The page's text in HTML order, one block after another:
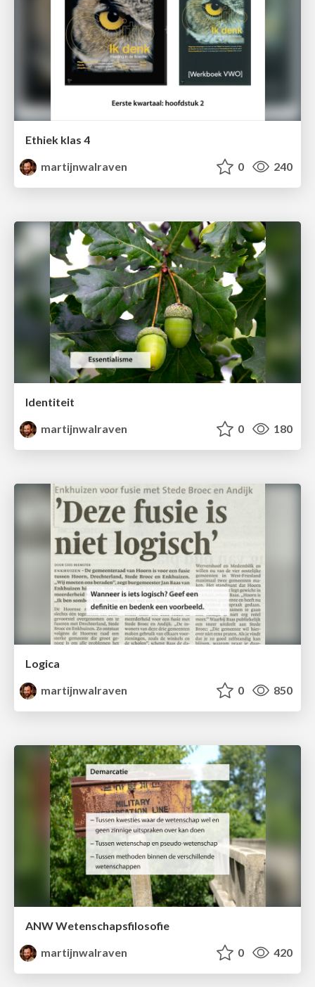
Ethiek klas 4
martijnwalraven
0 240
Identiteit
martijnwalraven
0 180
Logica
martijnwalraven
0 850
ANW Wetenschapsfilosofie
martijnwalraven
0 420